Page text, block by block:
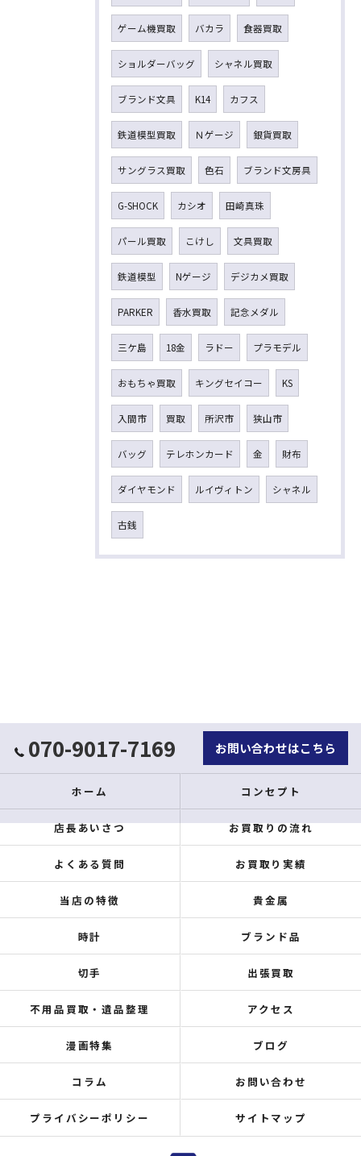
ゲーム機買取 バカラ 食器買取
ショルダーバッグ シャネル買取
ブランド文具 K14 カフス
鉄道模型買取 Ｎゲージ 銀貨買取
サングラス買取 色石 ブランド文房具
G-SHOCK カシオ 田崎真珠
パール買取 こけし 文具買取
鉄道模型 Nゲージ デジカメ買取
PARKER 香水買取 記念メダル
三ケ島 18金 ラドー プラモデル
おもちゃ買取 キングセイコー KS
入間市 買取 所沢市 狭山市
バッグ テレホンカード 金 財布
ダイヤモンド ルイヴィトン シャネル
古銭
070-9017-7169 お問い合わせはこちら
ホーム コンセプト
店長あいさつ お買取りの流れ
よくある質問 お買取り実績
当店の特徴 貴金属
時計 ブランド品
切手 出張買取
不用品買取・遺品整理 アクセス
漫画特集 ブログ
コラム お問い合わせ
プライバシーポリシー サイトマップ